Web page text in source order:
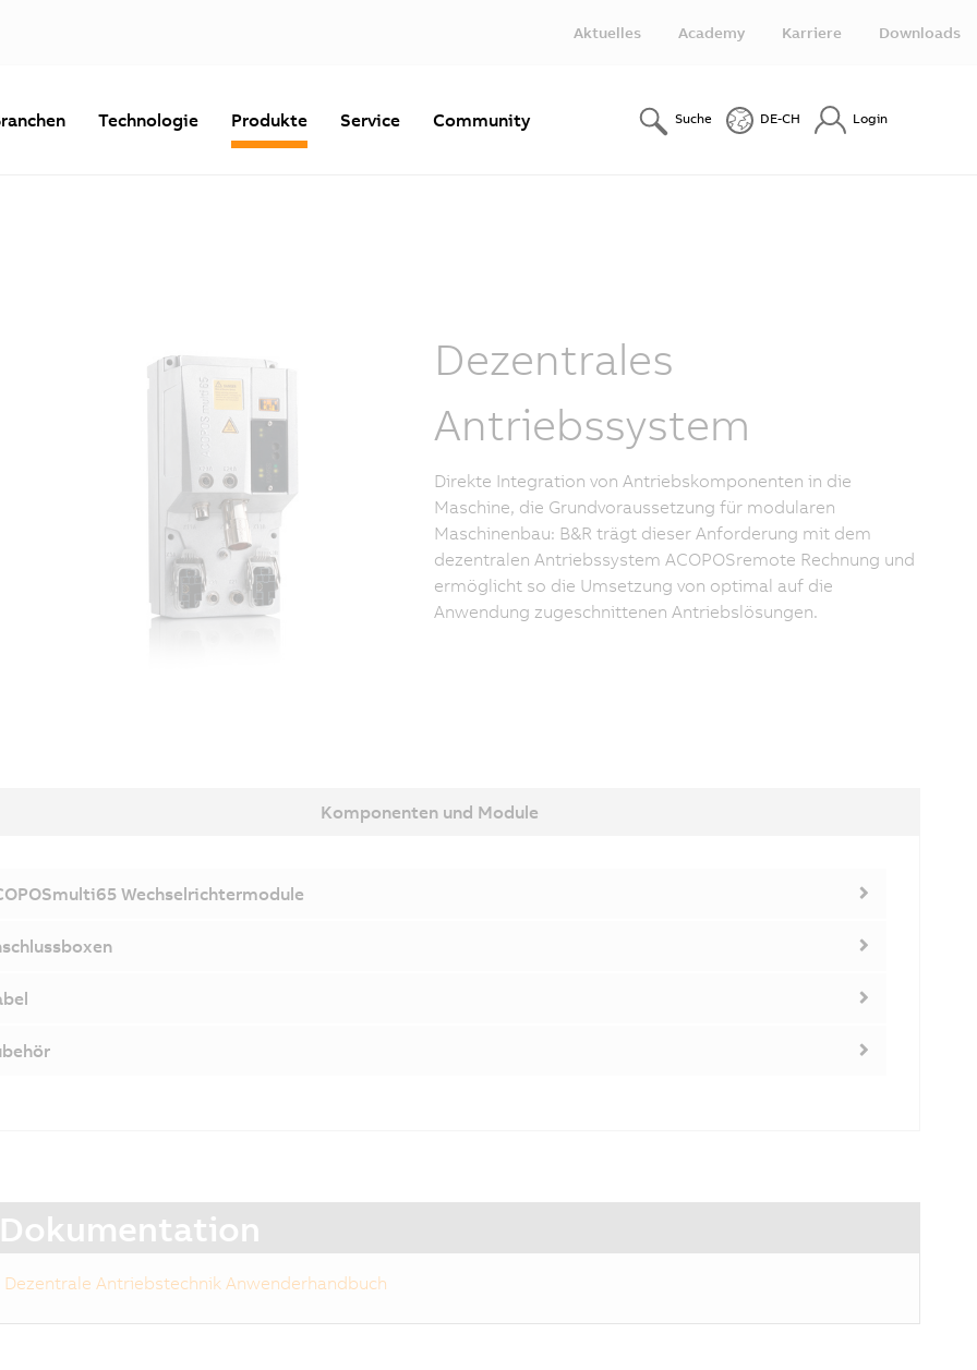
Aktuelles Academy Karriere Downloads
Technologie Produkte Service Community Suche DE-CH Login
Dezentrales
Antriebssystem
Direkte Integration von Antriebskomponenten in die
Maschine, die Grundvoraussetzung für modularen
Maschinenbau: B&R trägt dieser Anforderung mit dem
dezentralen Antriebssystem ACOPOSremote Rechnung und
ermöglicht so die Umsetzung von optimal auf die
Anwendung zugeschnittenen Antriebslösungen.
Komponenten und Module
Wechselrichtermodule
Dokumentation
Dezentrale Antriebstechnik Anwenderhandbuch